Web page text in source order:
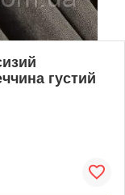
густий